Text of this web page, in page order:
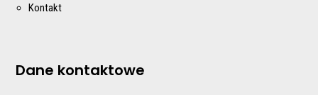
Kontakt
Dane kontaktowe